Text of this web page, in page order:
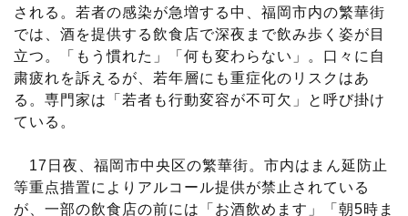
される。若者の感染が急増する中、福岡市内の繁華街
では、酒を提供する飲食店で深夜まで飲み歩く姿が目
立つ。「もう慣れた」「何も変わらない」。口々に自
粛疲れを訴えるが、若年層にも重症化のリスクはあ
る。専門家は「若者も行動変容が不可欠」と呼び掛け
ている。
17日夜、福岡市中央区の繁華街。市内はまん延防止
等重点措置によりアルコール提供が禁止されている
が、一部の飲食店の前には「お酒飲めます」「朝5時ま